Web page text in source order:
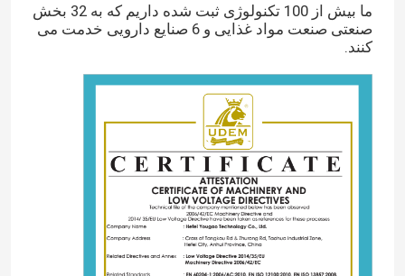
ما بیش از 100 تکنولوژی ثبت شده داریم که به 32 بخش
صنعتی صنعت مواد غذایی و 6 صنایع دارویی خدمت می
کنند.